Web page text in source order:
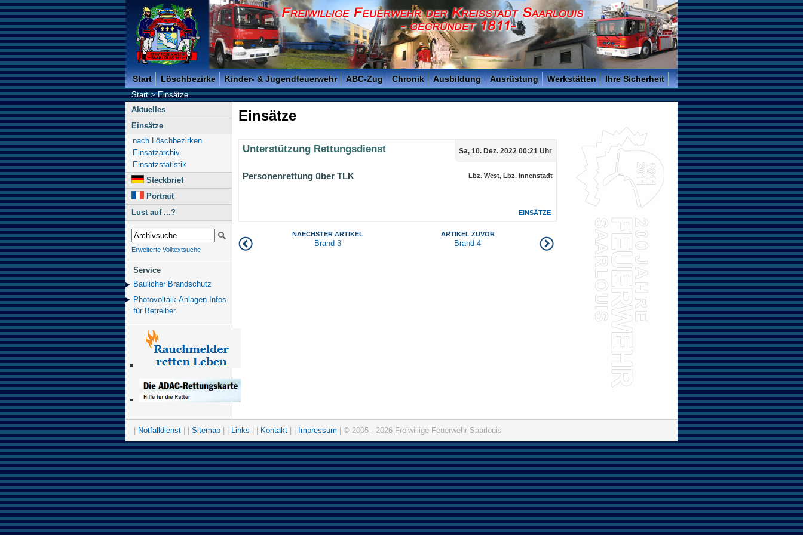
Freiwillige Feuerwehr der Kreisstadt Saarlouis - Gegründet 1811 -
Start Löschbezirke Kinder- & Jugendfeuerwehr ABC-Zug Chronik Ausbildung Ausrüstung Werkstätten Ihre Sicherheit
Start>Einsätze
Aktuelles
Einsätze
nach Löschbezirken
Einsatzarchiv
Einsatzstatistik
Steckbrief
Portrait
Lust auf ...?
Erweiterte Volltextsuche
Service
Baulicher Brand­schutz
Photovoltaik-Anlagen Infos
für Betreiber
Einsätze
Sa, 10. Dez. 2022 00:21 Uhr
Unterstützung Rettungsdienst
Lbz. West, Lbz. Innenstadt
Personenrettung über TLK
EINSÄTZE
ARTIKEL ZUVOR
Brand 4
NAECHSTER ARTIKEL
Brand 3
Notfalldienst Sitemap Links Kontakt Impressum | © 2005 - 2026 Freiwillige Feuerwehr Saarlouis